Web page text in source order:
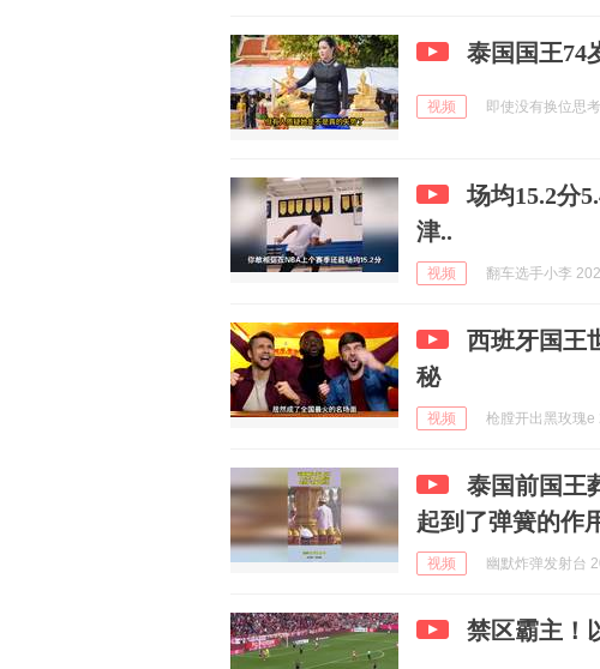
泰国国王74
视频 即使没有换位思
场均15.2分
津..
视频 翻车选手小李
西班牙国王
秘
视频 枪膛开出黑玫瑰
泰国前国王
起到了弹簧的作
视频 幽默炸弹发射台
禁区霸主！